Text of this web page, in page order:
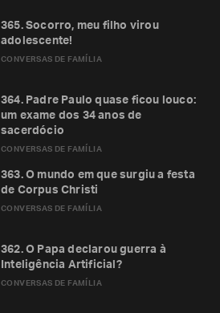
CONVERSAS DE FAMÍLIA
365. Socorro, meu filho virou
adolescente!
CONVERSAS DE FAMÍLIA
364. Padre Paulo quase ficou louco:
um exame dos 34 anos de
sacerdócio
CONVERSAS DE FAMÍLIA
363. O mundo em que surgiu a festa
de Corpus Christi
CONVERSAS DE FAMÍLIA
362. O Papa declarou guerra à
Inteligência Artificial?